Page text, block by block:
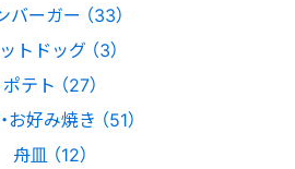
バーガー （33）
トドッグ （3）
ポテト （27）
お好み焼き （51）
舟皿 （12）